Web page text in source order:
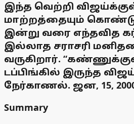
இந்த வெற்றி
மாற்றத்தையும்
இன்று வரை எந்தவித
இல்லாத சராசரி
வருகிறார்.
டப்பிங்கில் இருந்த
நேர்காணல். ஜன, 15,
Summary